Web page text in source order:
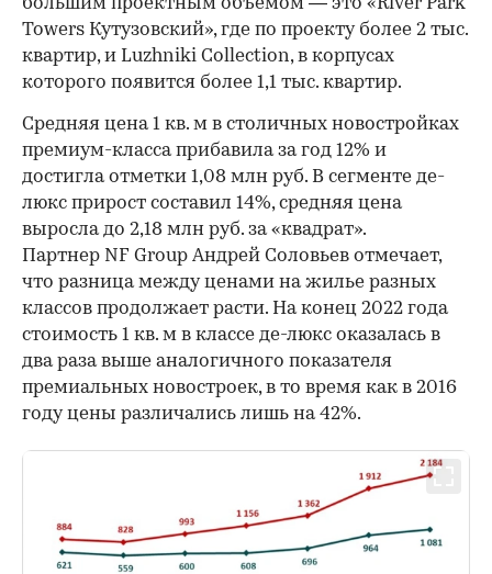
Towers Кутузовский», где по проекту более 2 тыс.
квартир, и Luzhniki Collection, в корпусах
которого появится более 1,1 тыс. квартир.
Средняя цена 1 кв. м в столичных новостройках
премиум-класса прибавила за год 12% и
достигла отметки 1,08 млн руб. В сегменте де-
люкс прирост составил 14%, средняя цена
выросла до 2,18 млн руб. за «квадрат».
Партнер NF Group Андрей Соловьев отмечает,
что разница между ценами на жилье разных
классов продолжает расти. На конец 2022 года
стоимость 1 кв. м в классе де-люкс оказалась в
два раза выше аналогичного показателя
премиальных новостроек, в то время как в 2016
году цены различались лишь на 42%.